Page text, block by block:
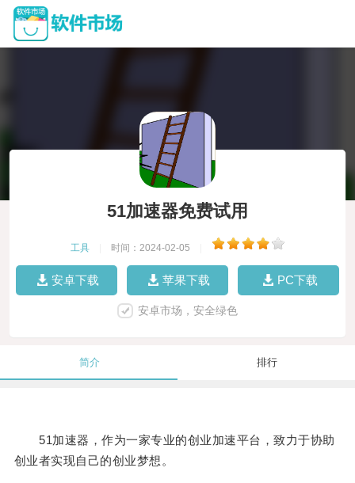
51加速器免费试用
工具 时间：2024-02-05
安卓下载 苹果下载 PC下载
安卓市场，安全绿色
简介 排行
51加速器，作为一家专业的创业加速平台，致力于协助
创业者实现自己的创业梦想。